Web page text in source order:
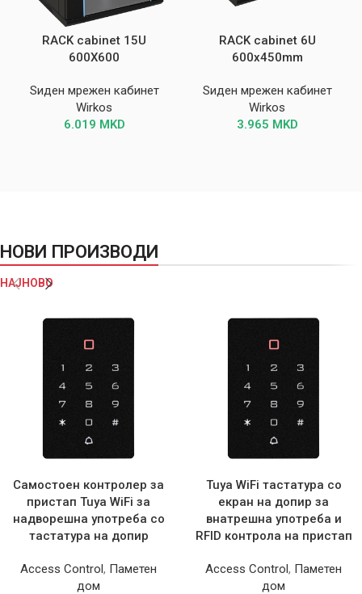
RACK cabinet 15U
600X600
Ѕиден мрежен кабинет
Wirkos
6.019 MKD
RACK cabinet 6U
600x450mm
Ѕиден мрежен кабинет
Wirkos
3.965 MKD
НОВИ ПРОИЗВОДИ
НАЈНОВО
Самостоен контролер за
пристап Tuya WiFi за
надворешна употреба со
тастатура на допир
Access Control, Паметен
дом
Tuya WiFi тастатура со
екран на допир за
внатрешна употреба и
RFID контрола на пристап
Access Control, Паметен
дом